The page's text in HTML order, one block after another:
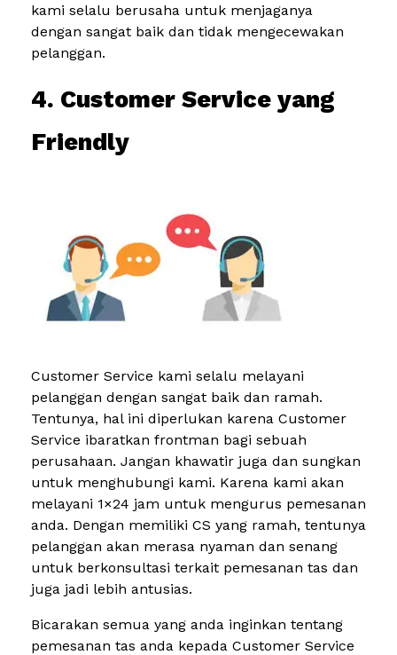
kami selalu berusaha untuk menjaganya
dengan sangat baik dan tidak mengecewakan
pelanggan.
4. Customer Service yang
Friendly
Customer Service kami selalu melayani
pelanggan dengan sangat baik dan ramah.
Tentunya, hal ini diperlukan karena Customer
Service ibaratkan frontman bagi sebuah
perusahaan. Jangan khawatir juga dan sungkan
untuk menghubungi kami. Karena kami akan
melayani 1×24 jam untuk mengurus pemesanan
anda. Dengan memiliki CS yang ramah, tentunya
pelanggan akan merasa nyaman dan senang
untuk berkonsultasi terkait pemesanan tas dan
juga jadi lebih antusias.
Bicarakan semua yang anda inginkan tentang
pemesanan tas anda kepada Customer Service